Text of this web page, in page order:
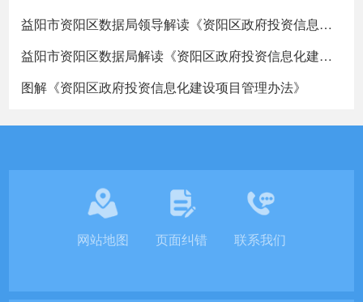
益阳市资阳区数据局领导解读《资阳区政府投资信息化建设项目管理办法》
益阳市资阳区数据局解读《资阳区政府投资信息化建设项目管理办法》
图解《资阳区政府投资信息化建设项目管理办法》
网站地图 页面纠错 联系我们